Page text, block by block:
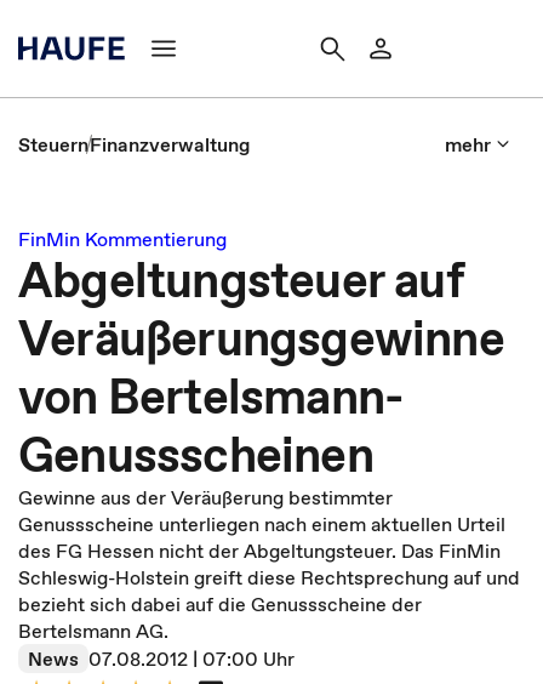
SteuernFinanzverwaltung mehr
FinMin Kommentierung
Abgeltungsteuer auf
Veräußerungsgewinne
von Bertelsmann-
Genussscheinen
Gewinne aus der Veräußerung bestimmter
Genussscheine unterliegen nach einem aktuellen Urteil
des FG Hessen nicht der Abgeltungsteuer. Das FinMin
Schleswig-Holstein greift diese Rechtsprechung auf und
bezieht sich dabei auf die Genussscheine der
Bertelsmann AG.
News 07.08.2012 | 07:00 Uhr